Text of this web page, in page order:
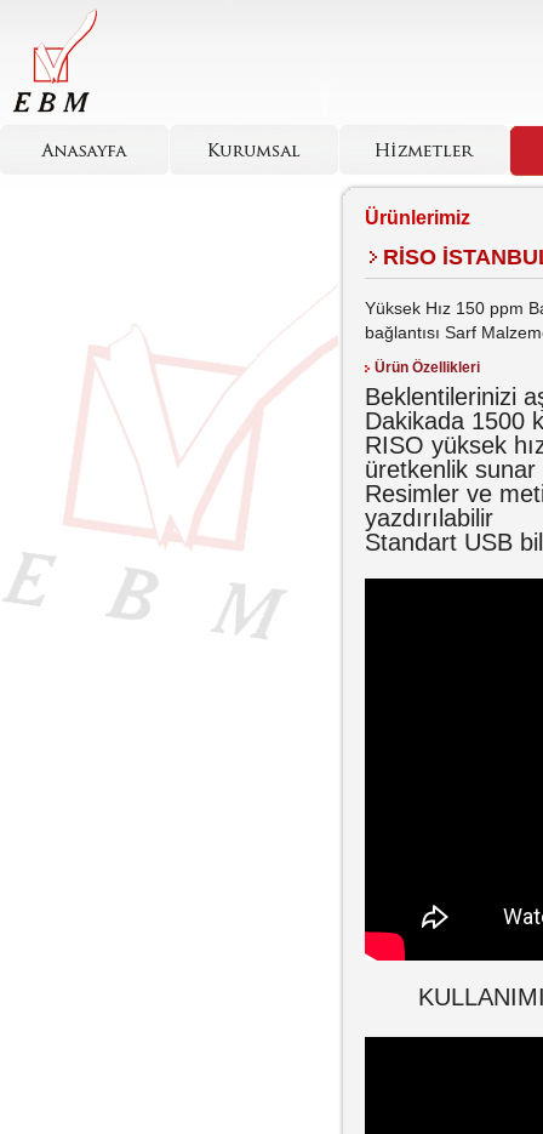
Ürünlerimiz
RİSO
Yüksek Hız 150 ppm
bağlantısı Sarf
Ürün Özellikleri
Beklentilerinizi
Dakikada 1500
RISO yüksek
üretkenlik sunar
Resimler ve
yazdırılabilir
Standart USB